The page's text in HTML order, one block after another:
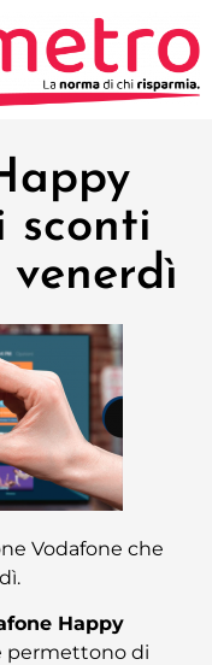
sconti
venerdì
Vodafone che
Happy
permettono di